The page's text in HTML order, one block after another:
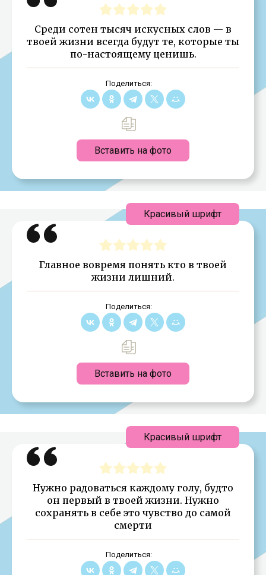
Среди сотен тысяч искусных слов — в
твоей жизни всегда будут те, которые ты
по-настоящему ценишь.
Поделиться:
Вставить на фото
Главное вовремя понять кто в твоей
жизни лишний.
Поделиться:
Вставить на фото
Красивый шрифт
Нужно радоваться каждому голу, будто
он первый в твоей жизни. Нужно
сохранять в себе это чувство до самой
смерти
Поделиться:
Красивый шрифт